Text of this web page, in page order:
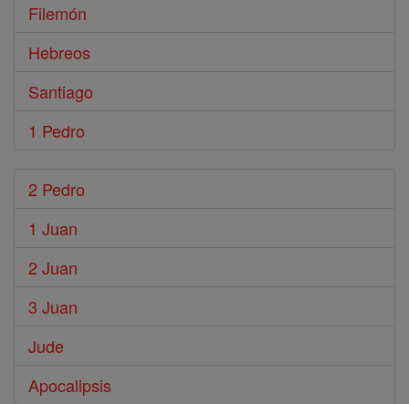
Filemón
Hebreos
Santiago
1 Pedro
2 Pedro
1 Juan
2 Juan
3 Juan
Jude
Apocalipsis